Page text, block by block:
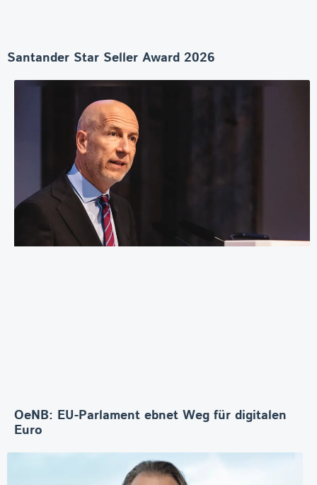
Santander Star Seller Award 2026
OeNB: EU-Parlament ebnet Weg für digitalen
Euro